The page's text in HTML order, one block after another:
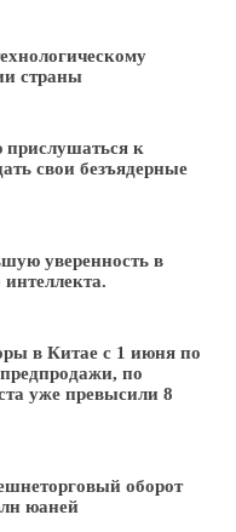
страны
к
свои безъядерные
уверенность в
в Китае с 1 июня по
по
уже превысили 8
оборот
юаней